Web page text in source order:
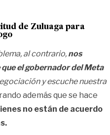
de Zuluaga para
al contrario, nos
el gobernador del Meta
y escuche nuestra
además que se hace
no están de acuerdo